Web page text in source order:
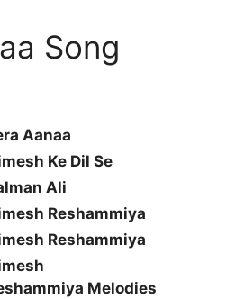
Song
Aanaa
Ke Dil Se
Ali
Reshammiya
Reshammiya
Melodies